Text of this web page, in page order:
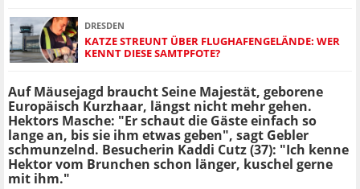
DRESDEN
KATZE STREUNT ÜBER FLUGHAFENGELÄNDE: WER
KENNT DIESE SAMTPFOTE?
Auf Mäusejagd braucht Seine Majestät, geborene
Europäisch Kurzhaar, längst nicht mehr gehen.
Hektors Masche: "Er schaut die Gäste einfach so
lange an, bis sie ihm etwas geben", sagt Gebler
schmunzelnd. Besucherin Kaddi Cutz (37): "Ich kenne
Hektor vom Brunchen schon länger, kuschel gerne
mit ihm."